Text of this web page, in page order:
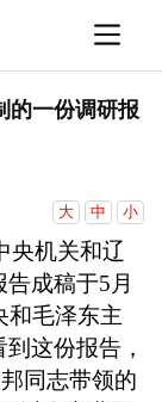
的一份调研报
大
中 小
央机关和辽
告成稿于5 月
和毛泽东主
这份报告，
同志带领的